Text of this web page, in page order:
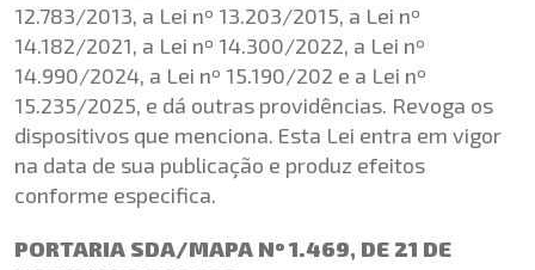
12.783/2013, a Lei nº 13.203/2015, a Lei nº
14.182/2021, a Lei nº 14.300/2022, a Lei nº
14.990/2024, a Lei nº 15.190/202 e a Lei nº
15.235/2025, e dá outras providências. Revoga os
dispositivos que menciona. Esta Lei entra em vigor
na data de sua publicação e produz efeitos
conforme especifica.
PORTARIA SDA/MAPA Nº 1.469, DE 21 DE